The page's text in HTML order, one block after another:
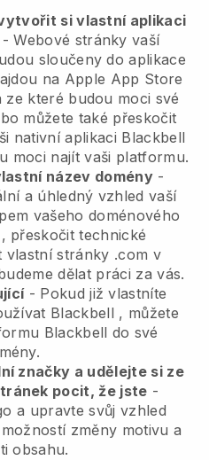
si vlastní aplikaci
-Webové stránky vaší
sloučeny do aplikace
na Apple App Store
ze které budou moci své
můžete také přeskočit
nativní aplikaci Blackbell
moci najít vaši platformu.
název domény-
a úhledný vzhled vaší
vašeho doménového
, přeskočit technické
vlastní stránky .com v
dělat práci za vás.
- Pokud již vlastníte
Blackbell , můžete
Blackbell do své
značky a udělejte si ze
pocit, že jste -
a upravte svůj vzhled
změny motivu a
obsahu.